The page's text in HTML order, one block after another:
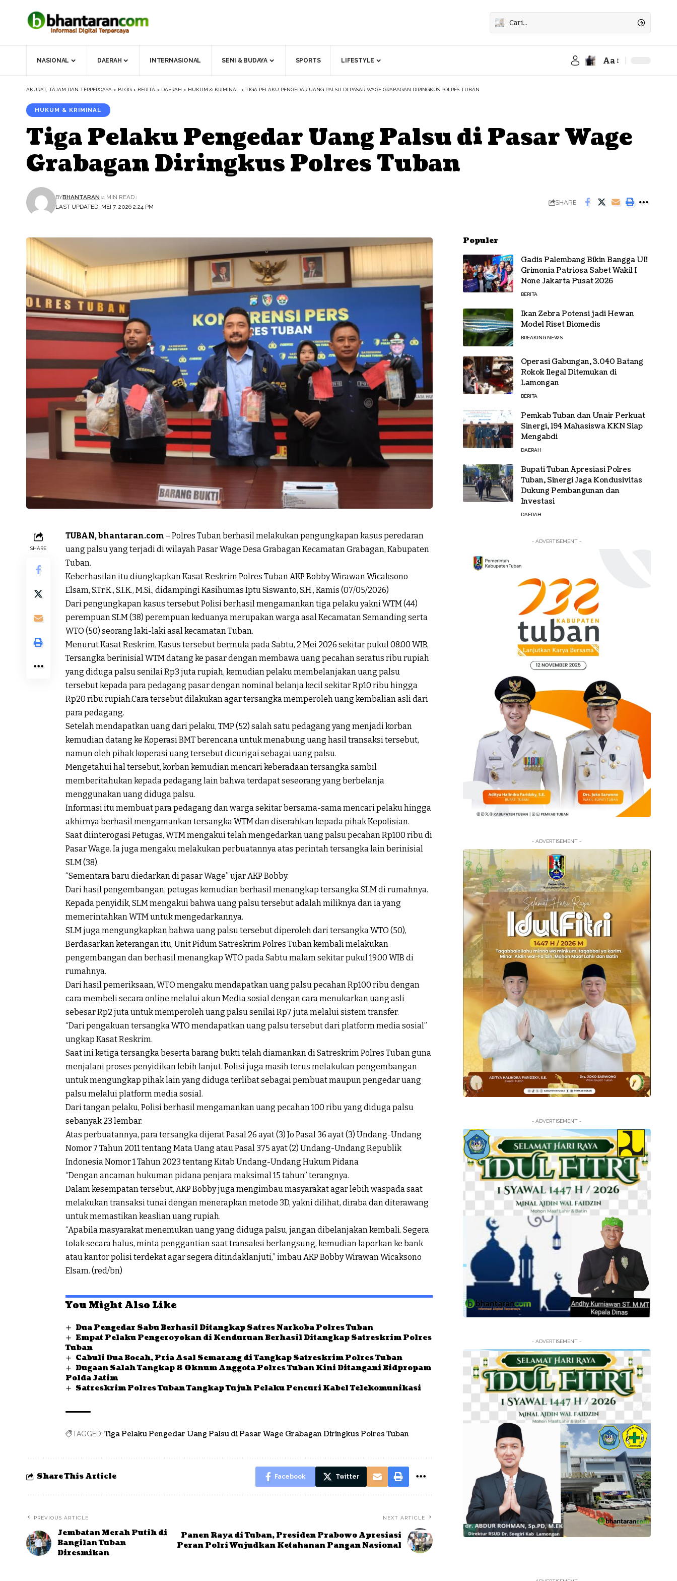
NASIONAL DAERAH INTERNASIONAL SENI & BUDAYA SPORTS LIFESTYLE
Font
Aa
AKURAT, TAJAM DAN TERPERCAYA > BLOG > BERITA > DAERAH > HUKUM & KRIMINAL > TIGA PELAKU PENGEDAR UANG PALSU DI PASAR WAGE GRABAGAN DIRINGKUS POLRES TUBAN
HUKUM & KRIMINAL
Tiga Pelaku Pengedar Uang Palsu di Pasar Wage
Grabagan Diringkus Polres Tuban
LAST UPDATED: MEI 7, 2026 2:24 PM
BYBHANTARAN 4 MIN READ
SHARE
SHARE
TUBAN, bhantaran.com – Polres Tuban berhasil melakukan pengungkapan kasus peredaran
uang palsu yang terjadi di wilayah Pasar Wage Desa Grabagan Kecamatan Grabagan, Kabupaten
Tuban.
Keberhasilan itu diungkapkan Kasat Reskrim Polres Tuban AKP Bobby Wirawan Wicaksono
Elsam, S.Tr.K., S.I.K., M.Si., didampingi Kasihumas Iptu Siswanto, S.H., Kamis (07/05/2026)
Dari pengungkapan kasus tersebut Polisi berhasil mengamankan tiga pelaku yakni WTM (44)
perempuan SLM (38) perempuan keduanya merupakan warga asal Kecamatan Semanding serta
WTO (50) seorang laki-laki asal kecamatan Tuban.
Menurut Kasat Reskrim, Kasus tersebut bermula pada Sabtu, 2 Mei 2026 sekitar pukul 08.00 WIB,
Tersangka berinisial WTM datang ke pasar dengan membawa uang pecahan seratus ribu rupiah
yang diduga palsu senilai Rp3 juta rupiah, kemudian pelaku membelanjakan uang palsu
tersebut kepada para pedagang pasar dengan nominal belanja kecil sekitar Rp10 ribu hingga
Rp20 ribu rupiah.Cara tersebut dilakukan agar tersangka memperoleh uang kembalian asli dari
para pedagang.
Setelah mendapatkan uang dari pelaku, TMP (52) salah satu pedagang yang menjadi korban
kemudian datang ke Koperasi BMT berencana untuk menabung uang hasil transaksi tersebut,
namun oleh pihak koperasi uang tersebut dicurigai sebagai uang palsu.
Mengetahui hal tersebut, korban kemudian mencari keberadaan tersangka sambil
memberitahukan kepada pedagang lain bahwa terdapat seseorang yang berbelanja
menggunakan uang diduga palsu.
Informasi itu membuat para pedagang dan warga sekitar bersama-sama mencari pelaku hingga
akhirnya berhasil mengamankan tersangka WTM dan diserahkan kepada pihak Kepolisian.
Saat diinterogasi Petugas, WTM mengakui telah mengedarkan uang palsu pecahan Rp100 ribu di
Pasar Wage. Ia juga mengaku melakukan perbuatannya atas perintah tersangka lain berinisial
SLM (38).
“Sementara baru diedarkan di pasar Wage” ujar AKP Bobby.
Dari hasil pengembangan, petugas kemudian berhasil menangkap tersangka SLM di rumahnya.
Kepada penyidik, SLM mengakui bahwa uang palsu tersebut adalah miliknya dan ia yang
memerintahkan WTM untuk mengedarkannya.
SLM juga mengungkapkan bahwa uang palsu tersebut diperoleh dari tersangka WTO (50),
Berdasarkan keterangan itu, Unit Pidum Satreskrim Polres Tuban kembali melakukan
pengembangan dan berhasil menangkap WTO pada Sabtu malam sekitar pukul 19.00 WIB di
rumahnya.
Dari hasil pemeriksaan, WTO mengaku mendapatkan uang palsu pecahan Rp100 ribu dengan
cara membeli secara online melalui akun Media sosial dengan cara menukarkan uang asli
sebesar Rp2 juta untuk memperoleh uang palsu senilai Rp7 juta melalui sistem transfer.
“Dari pengakuan tersangka WTO mendapatkan uang palsu tersebut dari platform media sosial”
ungkap Kasat Reskrim.
Saat ini ketiga tersangka beserta barang bukti telah diamankan di Satreskrim Polres Tuban guna
menjalani proses penyidikan lebih lanjut. Polisi juga masih terus melakukan pengembangan
untuk mengungkap pihak lain yang diduga terlibat sebagai pembuat maupun pengedar uang
palsu melalui platform media sosial.
Dari tangan pelaku, Polisi berhasil mengamankan uang pecahan 100 ribu yang diduga palsu
sebanyak 23 lembar.
Atas perbuatannya, para tersangka dijerat Pasal 26 ayat (3) Jo Pasal 36 ayat (3) Undang-Undang
Nomor 7 Tahun 2011 tentang Mata Uang atau Pasal 375 ayat (2) Undang-Undang Republik
Indonesia Nomor 1 Tahun 2023 tentang Kitab Undang-Undang Hukum Pidana
“Dengan ancaman hukuman pidana penjara maksimal 15 tahun” terangnya.
Dalam kesempatan tersebut, AKP Bobby juga mengimbau masyarakat agar lebih waspada saat
melakukan transaksi tunai dengan menerapkan metode 3D, yakni dilihat, diraba dan diterawang
untuk memastikan keaslian uang rupiah.
“Apabila masyarakat menemukan uang yang diduga palsu, jangan dibelanjakan kembali. Segera
tolak secara halus, minta penggantian saat transaksi berlangsung, kemudian laporkan ke bank
atau kantor polisi terdekat agar segera ditindaklanjuti,” imbau AKP Bobby Wirawan Wicaksono
Elsam. (red/bn)
You Might Also Like
Dua Pengedar Sabu Berhasil Ditangkap Satres Narkoba Polres Tuban
Empat Pelaku Pengeroyokan di Kenduruan Berhasil Ditangkap Satreskrim Polres
Tuban
Cabuli Dua Bocah, Pria Asal Semarang di Tangkap Satreskrim Polres Tuban
Dugaan Salah Tangkap 8 Oknum Anggota Polres Tuban Kini Ditangani Bidpropam
Polda Jatim
Satreskrim Polres Tuban Tangkap Tujuh Pelaku Pencuri Kabel Telekomunikasi
TAGGED: Tiga Pelaku Pengedar Uang Palsu di Pasar Wage Grabagan Diringkus Polres Tuban
Share This Article Facebook Twitter
PREVIOUS ARTICLE
Jembatan Merah Putih di
Bangilan Tuban
Diresmikan
NEXT ARTICLE
Panen Raya di Tuban, Presiden Prabowo Apresiasi
Peran Polri Wujudkan Ketahanan Pangan Nasional
Populer
Gadis Palembang Bikin Bangga UI!
Grimonia Patriosa Sabet Wakil I
None Jakarta Pusat 2026
BERITA
Ikan Zebra Potensi jadi Hewan
Model Riset Biomedis
BREAKING NEWS
Operasi Gabungan, 3.040 Batang
Rokok Ilegal Ditemukan di
Lamongan
BERITA
Pemkab Tuban dan Unair Perkuat
Sinergi, 194 Mahasiswa KKN Siap
Mengabdi
DAERAH
Bupati Tuban Apresiasi Polres
Tuban, Sinergi Jaga Kondusivitas
Dukung Pembangunan dan
Investasi
DAERAH
- ADVERTISEMENT -
- ADVERTISEMENT -
- ADVERTISEMENT -
- ADVERTISEMENT -